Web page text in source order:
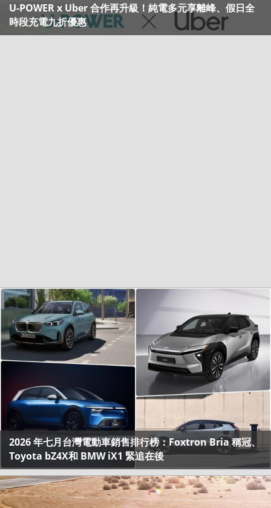
U-POWER x Uber 合作再升級！純電多元享離峰、假日全
時段充電九折優惠
2026 年七月台灣電動車銷售排行榜：Foxtron Bria 稱冠、
Toyota bZ4X和 BMW iX1 緊追在後